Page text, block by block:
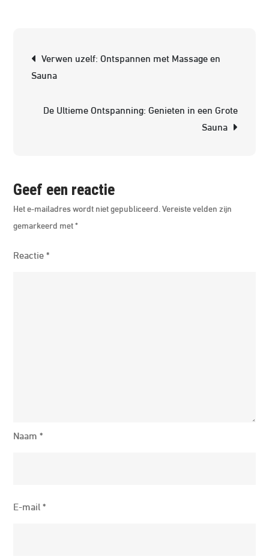
Verwen uzelf: Ontspannen met Massage en
Sauna
De Ultieme Ontspanning: Genieten in een Grote
Sauna
Geef een reactie
Het e-mailadres wordt niet gepubliceerd. Vereiste velden zijn
gemarkeerd met*
Reactie*
Naam*
E-mail*